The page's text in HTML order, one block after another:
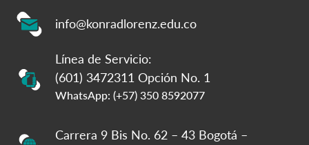
info@konradlorenz.edu.co
Línea de Servicio:
(601) 3472311 Opción No. 1
WhatsApp: (+57) 350 8592077
Carrera 9 Bis No. 62 – 43 Bogotá –